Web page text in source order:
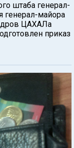
штаба генерал-
генерал-майора
ЦАХАЛа
приказ